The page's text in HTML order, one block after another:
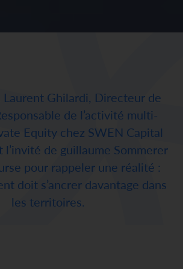
Laurent Ghilardi, Directeur de
de l’activité multi-
Equity chez SWEN Capital
l’invité de guillaume Sommerer
pour rappeler une réalité :
doit s’ancrer davantage dans
les territoires.